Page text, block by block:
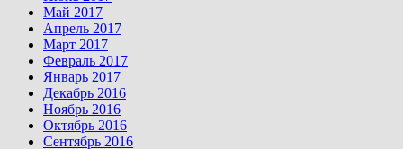
Май 2017
Апрель 2017
Март 2017
Февраль 2017
Январь 2017
Декабрь 2016
Ноябрь 2016
Октябрь 2016
Сентябрь 2016